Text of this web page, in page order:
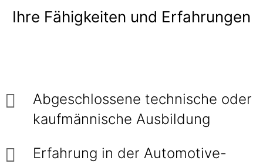
Ihre Fähigkeiten und Erfahrungen
Abgeschlossene technische oder
kaufmännische Ausbildung
Erfahrung in der Automotive-